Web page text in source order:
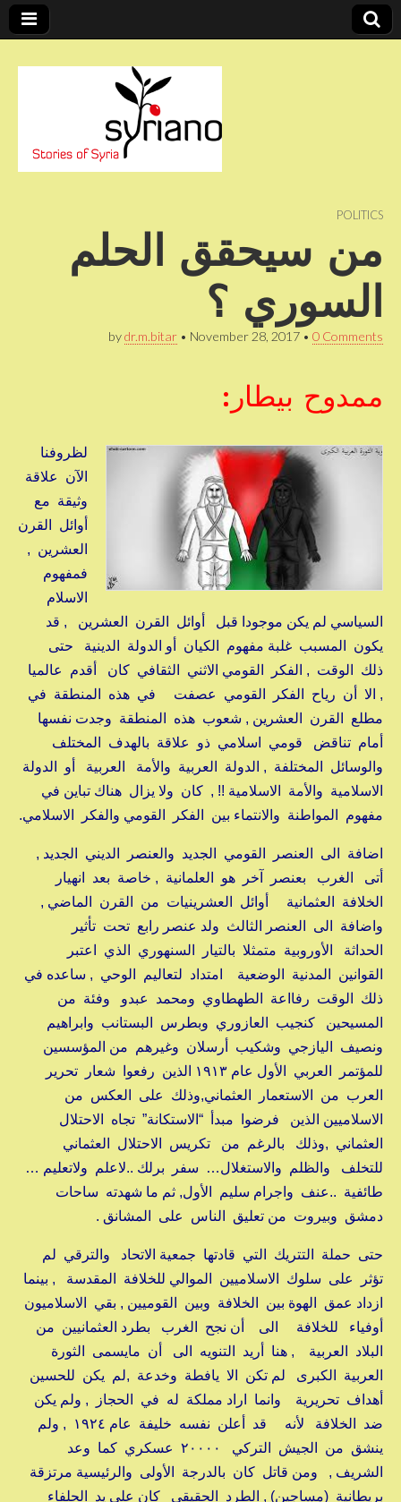
syriano POLITICS
من سيحقق الحلم
السوري ؟
bydr.m.bitar • November 28, 2017 • 0 Comments
ممدوح بيطار:
لظروفنا
الآن علاقة
وثيقة مع
أوائل القرن
العشرين ,
فمفهوم
الاسلام
السياسي لم يكن موجودا قبل أوائل القرن العشرين , قد
يكون المسبب غلبة مفهوم الكيان أو الدولة الدينية حتى
ذلك الوقت , الفكر القومي الاثني الثقافي كان أقدم عالميا
, الا أن رياح الفكر القومي عصفت في هذه المنطقة في
مطلع القرن العشرين , شعوب هذه المنطقة وجدت نفسها
أمام تناقض قومي اسلامي ذو علاقة بالهدف المختلف
والوسائل المختلفة , الدولة العربية والأمة العربية أو الدولة
الاسلامية والأمة الاسلامية !! , كان ولا يزال هناك تباين في
مفهوم المواطنة والانتماء بين الفكر القومي والفكر الاسلامي.
اضافة الى العنصر القومي الجديد والعنصر الديني الجديد ,
أتى الغرب بعنصر آخر هو العلمانية , خاصة بعد انهيار
الخلافة العثمانية أوائل العشرينيات من القرن الماضي ,
واضافة الى العنصر الثالث ولد عنصر رابع تحت تأثير
الحداثة الأوروبية متمثلا بالتيار السنهوري الذي اعتبر
القوانين المدنية الوضعية امتداد لتعاليم الوحي , ساعده في
ذلك الوقت رفااعة الطهطاوي ومحمد عبدو وفئة من
المسيحين كنجيب العازوري وبطرس البستانب وابراهيم
ونصيف اليازجي وشكيب أرسلان وغيرهم من المؤسسين
للمؤتمر العربي الأول عام ١٩١٣ الذين رفعوا شعار تحرير
العرب من الاستعمار العثماني,وذلك على العكس من
الاسلاميين الذين فرضوا مبدأ “الاستكانة” تجاه الاحتلال
العثماني ,وذلك بالرغم من تكريس الاحتلال العثماني
للتخلف والظلم والاستغلال… سفر برلك ..لاعلم ولاتعليم …
طائفية ..عنف واجرام سليم الأول, ثم ما شهدته ساحات
دمشق وبيروت من تعليق الناس على المشانق .
حتى حملة التتريك التي قادتها جمعية الاتحاد والترقي لم
تؤثر على سلوك الاسلاميين الموالي للخلافة المقدسة , بينما
ازداد عمق الهوة بين الخلافة وبين القوميين , بقي الاسلاميون
أوفياء للخلافة الى أن نجح الغرب بطرد العثمانيين من
البلاد العربية , هنا أريد التنويه الى أن مايسمى الثورة
العربية الكبرى لم تكن الا يافطة وخدعة ,لم يكن للحسين
أهداف تحريرية وانما اراد مملكة له في الحجاز , ولم يكن
ضد الخلافة لأنه قد أعلن نفسه خليفة عام ١٩٢٤ , ولم
ينشق من الجيش التركي ٢٠٠٠٠ عسكري كما وعد
الشريف , ومن قاتل كان بالدرجة الأولى والرئيسية مرتزقة
بريطانية (مساجين) , الطرد الحقيقي كان على يد الحلفاء